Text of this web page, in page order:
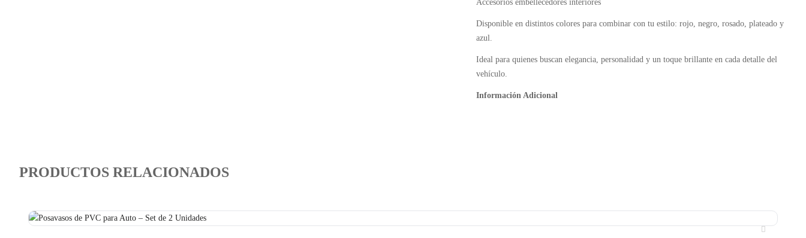
Accesorios embellecedores interiores
Disponible en distintos colores para combinar con tu estilo: rojo, negro, rosado, plateado y
azul.
Ideal para quienes buscan elegancia, personalidad y un toque brillante en cada detalle del
vehículo.
Información Adicional
PRODUCTOS RELACIONADOS